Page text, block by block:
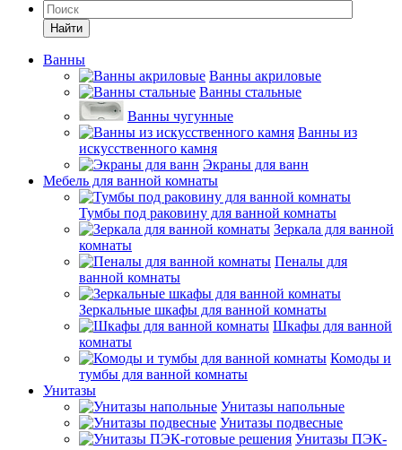
Найти
Ванны
Ванны акриловые
Ванны стальные
Ванны чугунные
Ванны из
искусственного камня
Экраны для ванн
Мебель для ванной комнаты
Тумбы под раковину для ванной комнаты
Зеркала для ванной
комнаты
Пеналы для
ванной комнаты
Зеркальные шкафы для ванной комнаты
Шкафы для ванной
комнаты
Комоды и
тумбы для ванной комнаты
Унитазы
Унитазы напольные
Унитазы подвесные
Унитазы ПЭК-